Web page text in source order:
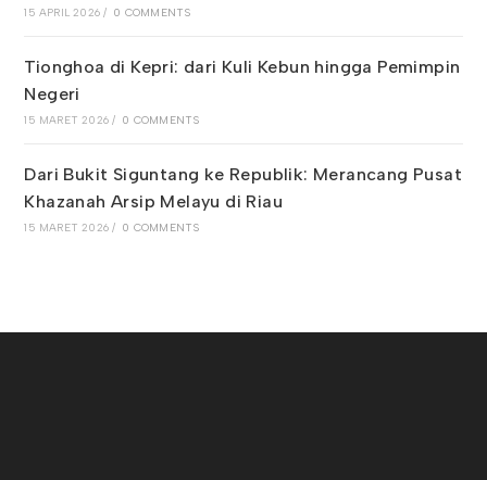
15 APRIL 2026 / 0 COMMENTS
Tionghoa di Kepri: dari Kuli Kebun hingga Pemimpin
Negeri
15 MARET 2026 / 0 COMMENTS
Dari Bukit Siguntang ke Republik: Merancang Pusat
Khazanah Arsip Melayu di Riau
15 MARET 2026 / 0 COMMENTS